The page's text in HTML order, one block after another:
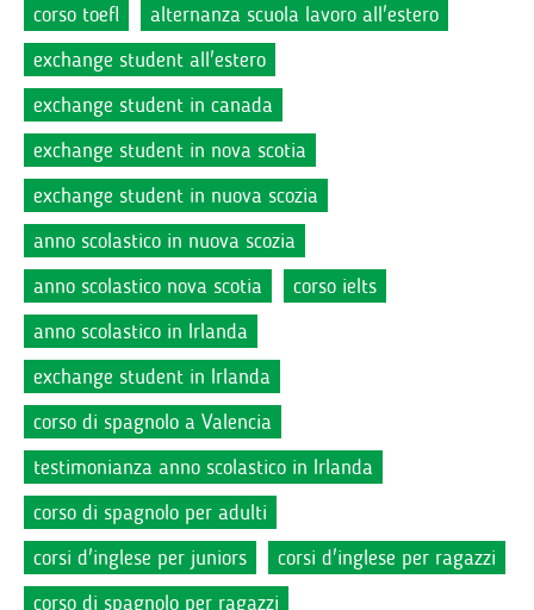
corso toefl
alternanza scuola lavoro all'estero
exchange student all'estero
exchange student in canada
exchange student in nova scotia
exchange student in nuova scozia
anno scolastico in nuova scozia
anno scolastico nova scotia
corso ielts
anno scolastico in Irlanda
exchange student in Irlanda
corso di spagnolo a Valencia
testimonianza anno scolastico in Irlanda
corso di spagnolo per adulti
corsi d'inglese per juniors
corsi d'inglese per ragazzi
corso di spagnolo per ragazzi